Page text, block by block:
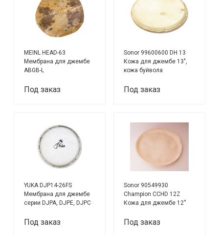
MEINL HEAD-63
Мембрана для джембе
ABGB-L
Под заказ
Sonor 99600600 DH 13
Кожа для джембе 13",
кожа буйвола
Под заказ
YUKA DJP14-26FS
Мембрана для джембе
серии DJPA, DJPE, DJPC
Под заказ
Sonor 90549930
Champion CCHD 12Z
Кожа для джембе 12''
Под заказ